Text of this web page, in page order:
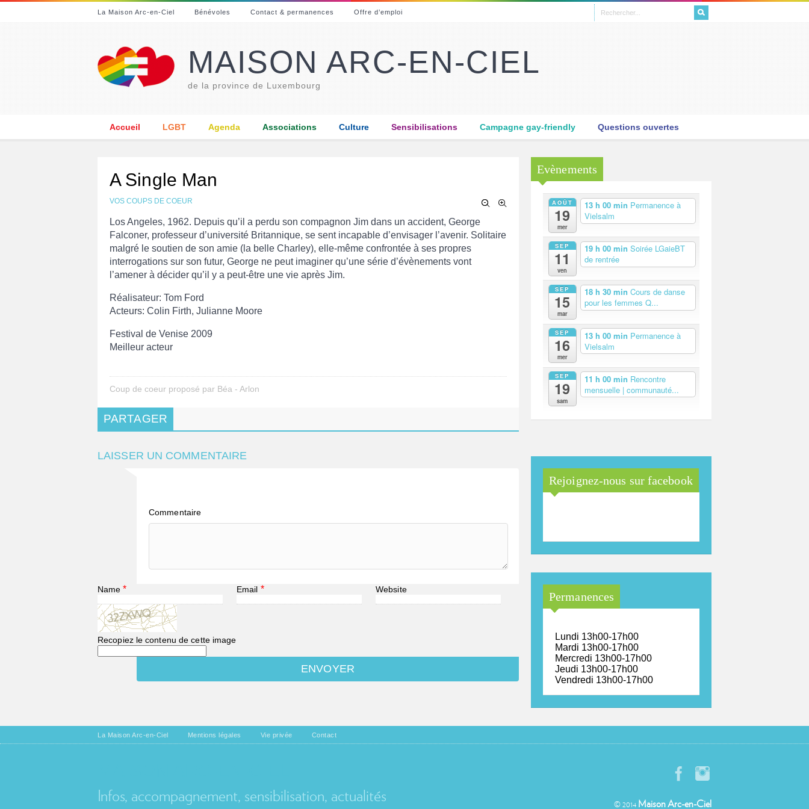
La Maison Arc-en-Ciel Bénévoles Contact & permanences Offre d’emploi
MAISON ARC-EN-CIEL
de la province de Luxembourg
Accueil LGBT Agenda Associations Culture Sensibilisations Campagne gay-friendly Questions ouvertes
A Single Man
VOS COUPS DE COEUR
Los Angeles, 1962. Depuis qu’il a perdu son compagnon Jim dans un accident, George
Falconer, professeur d’université Britannique, se sent incapable d’envisager l’avenir. Solitaire
malgré le soutien de son amie (la belle Charley), elle-même confrontée à ses propres
interrogations sur son futur, George ne peut imaginer qu’une série d’évènements vont
l’amener à décider qu’il y a peut-être une vie après Jim.
Réalisateur: Tom Ford
Acteurs: Colin Firth, Julianne Moore
Festival de Venise 2009
Meilleur acteur
Coup de coeur proposé par Béa - Arlon
PARTAGER
LAISSER UN COMMENTAIRE
Commentaire
Name * Email * Website
Recopiez le contenu de cette image
Evènements
AOÛT
19
mer
13 h 00 min Permanence à
Vielsalm
SEP
11
ven
19 h 00 min Soirée LGaieBT
de rentrée
SEP
15
mar
18 h 30 min Cours de danse
pour les femmes Q...
SEP
16
mer
13 h 00 min Permanence à
Vielsalm
SEP
19
sam
11 h 00 min Rencontre
mensuelle | communauté...
Rejoignez-nous sur facebook
Permanences
Lundi 13h00-17h00
Mardi 13h00-17h00
Mercredi 13h00-17h00
Jeudi 13h00-17h00
Vendredi 13h00-17h00
La Maison Arc-en-Ciel Mentions légales Vie privée Contact
Infos, accompagnement, sensibilisation, actualités
© 2014 Maison Arc-en-Ciel